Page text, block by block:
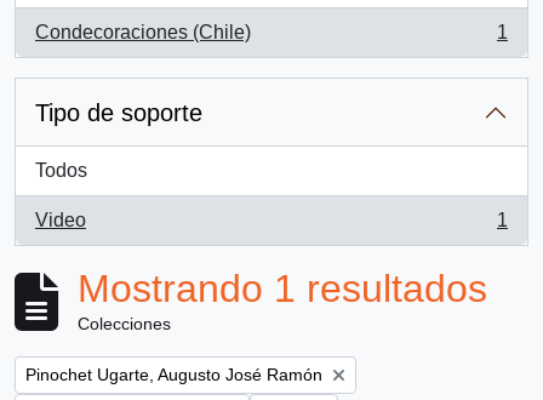
Condecoraciones (Chile)
, 1 resultados
1
Tipo de soporte
Todos
Video
, 1 resultados
1
Mostrando 1 resultados
Colecciones
Remove filter:
Pinochet Ugarte, Augusto José Ramón